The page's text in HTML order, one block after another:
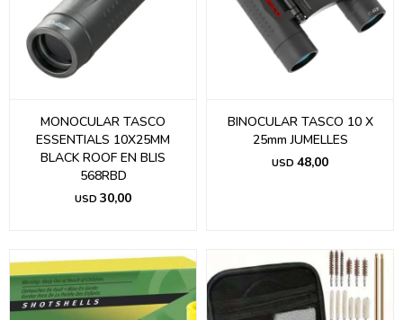
MONOCULAR TASCO
ESSENTIALS 10X25MM
BLACK ROOF EN BLIS
568RBD
USD 30,00
BINOCULAR TASCO 10 X
25mm JUMELLES
USD 48,00